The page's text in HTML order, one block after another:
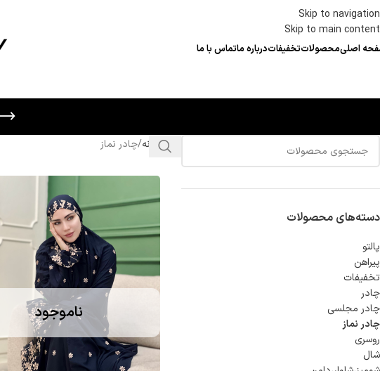
Skip to navigation
Skip to main content
اصلیمحصولاتتخفیفاتدرباره ماتماس با ما
دسته‌های محصولات
پالتو
پیراهن
تخفیفات
چادر
چادر مجلسی
چادر نماز
روسری
شال
خانه چادر نماز
ناموجود